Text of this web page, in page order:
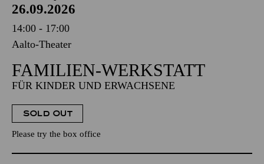
26.09.2026
14:00 - 17:00
Aalto-Theater
FAMILIEN-WERKSTATT
FÜR KINDER UND ERWACHSENE
SOLD OUT
Please try the box office